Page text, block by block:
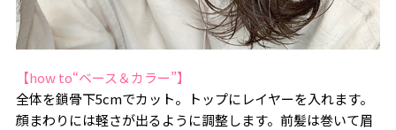
【how to“ベース＆カラー”】
全体を鎖骨下5cmでカット。トップにレイヤーを入れます。
顔まわりには軽さが出るように調整します。前髪は巻いて眉